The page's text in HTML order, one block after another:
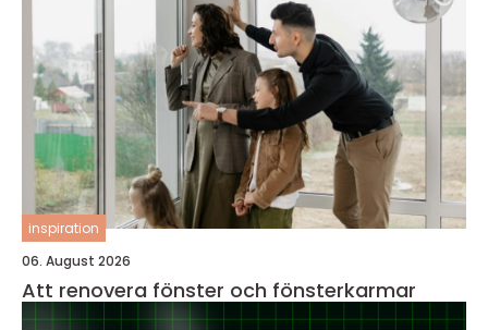
inspiration
06. August 2026
Att renovera fönster och fönsterkarmar